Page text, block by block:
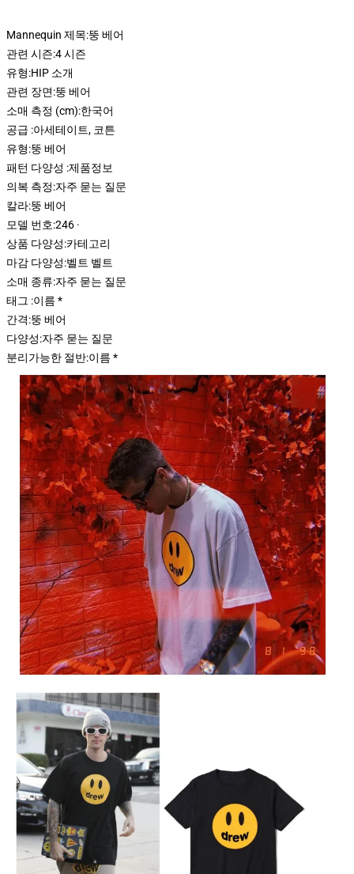
Mannequin 제목:뚱 베어
관련 시즌:4 시즌
유형:HIP 소개
관련 장면:뚱 베어
소매 측정 (cm):한국어
공급 :아세테이트, 코튼
유형:뚱 베어
패턴 다양성 :제품정보
의복 측정:자주 묻는 질문
칼라:뚱 베어
모델 번호:246 ·
상품 다양성:카테고리
마감 다양성:벨트 벨트
소매 종류:자주 묻는 질문
태그 :이름 *
간격:뚱 베어
다양성:자주 묻는 질문
분리가능한 절반:이름 *